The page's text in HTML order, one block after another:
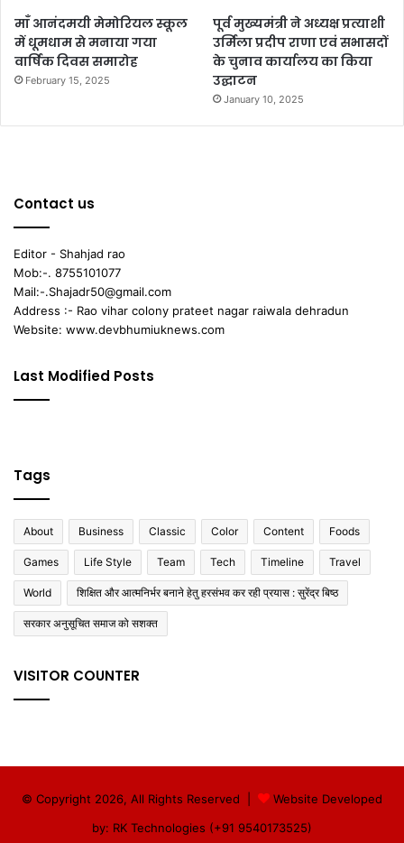
माँ आनंदमयी मेमोरियल स्कूल
में धूमधाम से मनाया गया
वार्षिक दिवस समारोह
February 15, 2025
पूर्व मुख्यमंत्री ने अध्यक्ष प्रत्याशी
उर्मिला प्रदीप राणा एवं सभासदों
के चुनाव कार्यालय का किया
उद्घाटन
January 10, 2025
Contact us
Editor - Shahjad rao
Mob:-. 8755101077
Mail:-.Shajadr50@gmail.com
Address :- Rao vihar colony prateet nagar raiwala dehradun
Website: www.devbhumiuknews.com
Last Modified Posts
Tags
About Business Classic Color Content Foods
Games Life Style Team Tech Timeline Travel
World शिक्षित और आत्मनिर्भर बनाने हेतु हरसंभव कर रही प्रयास : सुरेंद्र बिष्ठ
सरकार अनुसूचित समाज को सशक्त
VISITOR COUNTER
© Copyright 2026, All Rights Reserved |
Website Developed
by: RK Technologies (+91 9540173525)